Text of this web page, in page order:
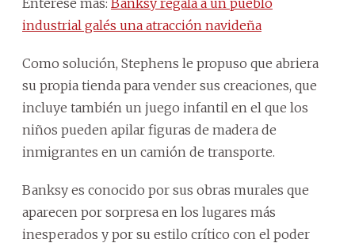
industrial galés una atracción navideña
Como solución, Stephens le propuso que abriera
su propia tienda para vender sus creaciones, que
incluye también un juego infantil en el que los
niños pueden apilar figuras de madera de
inmigrantes en un camión de transporte.
Banksy es conocido por sus obras murales que
aparecen por sorpresa en los lugares más
inesperados y por su estilo crítico con el poder